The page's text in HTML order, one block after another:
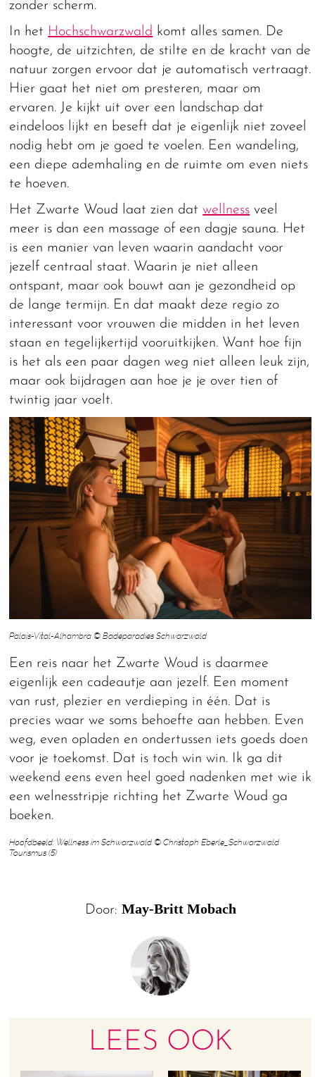
zonder scherm.
In het Hochschwarzwald komt alles samen. De
hoogte, de uitzichten, de stilte en de kracht van de
natuur zorgen ervoor dat je automatisch vertraagt.
Hier gaat het niet om presteren, maar om
ervaren. Je kijkt uit over een landschap dat
eindeloos lijkt en beseft dat je eigenlijk niet zoveel
nodig hebt om je goed te voelen. Een wandeling,
een diepe ademhaling en de ruimte om even niets
te hoeven.
Het Zwarte Woud laat zien datwellness veel
meer is dan een massage of een dagje sauna. Het
is een manier van leven waarin aandacht voor
jezelf centraal staat. Waarin je niet alleen
ontspant, maar ook bouwt aan je gezondheid op
de lange termijn. En dat maakt deze regio zo
interessant voor vrouwen die midden in het leven
staan en tegelijkertijd vooruitkijken. Want hoe fijn
is het als een paar dagen weg niet alleen leuk zijn,
maar ook bijdragen aan hoe je je over tien of
twintig jaar voelt.
Palais-Vital-Alhambra © Badeparadies Schwarzwald
Een reis naar het Zwarte Woud is daarmee
eigenlijk een cadeautje aan jezelf. Een moment
van rust, plezier en verdieping in één. Dat is
precies waar we soms behoefte aan hebben. Even
weg, even opladen en ondertussen iets goeds doen
voor je toekomst. Dat is toch win win. Ik ga dit
weekend eens even heel goed nadenken met wie ik
een welnesstripje richting het Zwarte Woud ga
boeken.
Hoofdbeeld: Wellness im Schwarzwald © Christoph Eberle_Schwarzwald
Tourismus (5)
Door: May-Britt Mobach
LEES OOK